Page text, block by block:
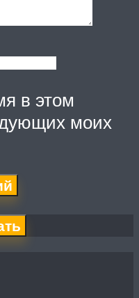
в этом
моих